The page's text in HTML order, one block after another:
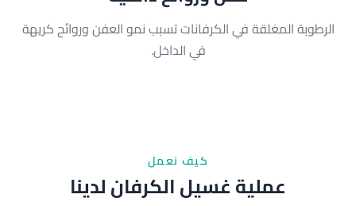
الرطوبة المغلقة في الكرفانات تسبب نمو العفن وروائح كريهة
في الداخل.
كيف نعمل
عملية غسيل الكرفان لدينا